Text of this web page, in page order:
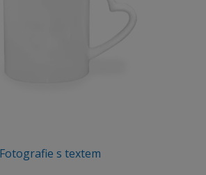
Fotografie s textem